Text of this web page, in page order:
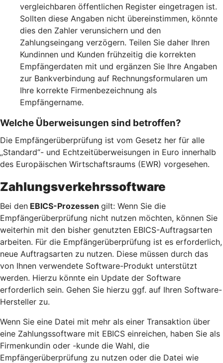
vergleichbaren öffentlichen Register eingetragen ist.
Sollten diese Angaben nicht übereinstimmen, könnte
dies den Zahler verunsichern und den
Zahlungseingang verzögern. Teilen Sie daher Ihren
Kundinnen und Kunden frühzeitig die korrekten
Empfängerdaten mit und ergänzen Sie Ihre Angaben
zur Bankverbindung auf Rechnungsformularen um
Ihre korrekte Firmenbezeichnung als
Empfängername.
Welche Überweisungen sind betroffen?
Die Empfängerüberprüfung ist vom Gesetz her für alle
„Standard“- und Echtzeitüberweisungen in Euro innerhalb
des Europäischen Wirtschaftsraums (EWR) vorgesehen.
Zahlungsverkehrssoftware
Bei den EBICS-Prozessen gilt: Wenn Sie die
Empfängerüberprüfung nicht nutzen möchten, können Sie
weiterhin mit den bisher genutzten EBICS-Auftragsarten
arbeiten. Für die Empfängerüberprüfung ist es erforderlich,
neue Auftragsarten zu nutzen. Diese müssen durch das
von Ihnen verwendete Software-Produkt unterstützt
werden. Hierzu könnte ein Update der Software
erforderlich sein. Gehen Sie hierzu ggf. auf Ihren Software-
Hersteller zu.
Wenn Sie eine Datei mit mehr als einer Transaktion über
eine Zahlungssoftware mit EBICS einreichen, haben Sie als
Firmenkundin oder -kunde die Wahl, die
Empfängerüberprüfung zu nutzen oder die Datei wie